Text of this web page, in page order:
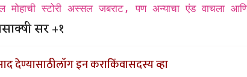
मोहाची स्टोरी अस्सल जबराट, पण अन्याचा एंड वाचला
सर +१
देण्यासाठीलॉग इन कराकिंवासदस्य व्हा